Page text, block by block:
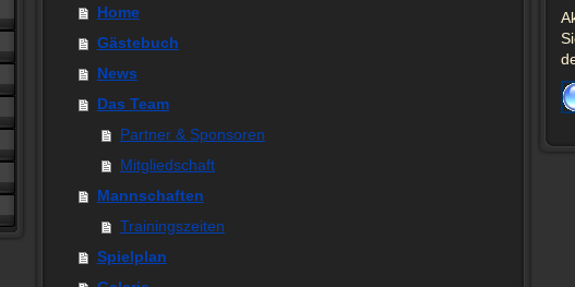
Home
Gästebuch
News
Das Team
Partner & Sponsoren
Mitgliedschaft
Mannschaften
Trainingszeiten
Spielplan